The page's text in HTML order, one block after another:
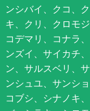
ンシバイ、クコ、
キ、クリ、クロモ
コデマリ、コナラ
ンズイ、サイカチ
ン、サルスベリ、
ンシュユ、サンシ
コブシ、シナノキ